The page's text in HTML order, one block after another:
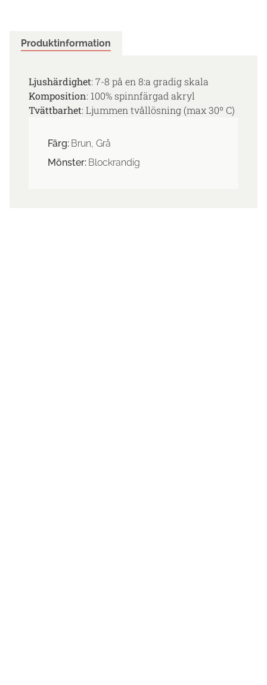
Produktinformation
Ljushärdighet: 7-8 på en 8:a gradig skala
Komposition: 100% spinnfärgad akryl
Tvättbarhet: Ljummen tvållösning (max 30º C)
Färg: Brun, Grå
Mönster: Blockrandig